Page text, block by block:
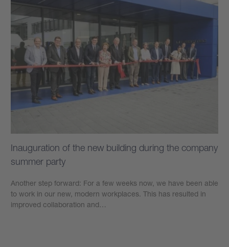
Inauguration of the new building during the company
summer party
Another step forward: For a few weeks now, we have been able
to work in our new, modern workplaces. This has resulted in
improved collaboration and…